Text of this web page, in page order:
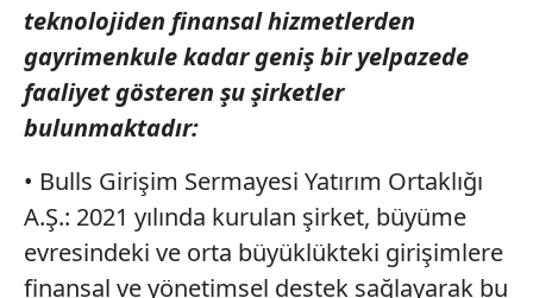
teknolojiden finansal hizmetlerden
gayrimenkule kadar geniş bir yelpazede
faaliyet gösteren şu şirketler
bulunmaktadır:
• Bulls Girişim Sermayesi Yatırım Ortaklığı
A.Ş.: 2021 yılında kurulan şirket, büyüme
evresindeki ve orta büyüklükteki girişimlere
finansal ve yönetimsel destek sağlayarak bu